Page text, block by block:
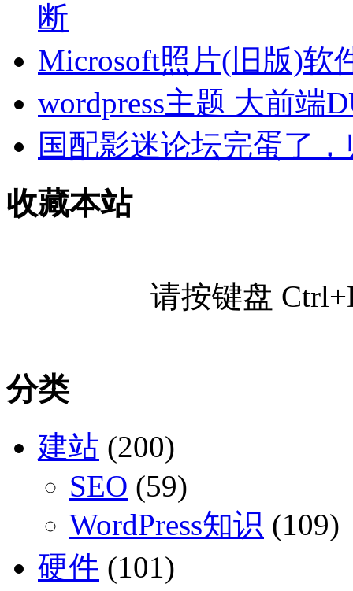
断
Microsoft照片(旧版)软
wordpress主题 大前端
国配影迷论坛完蛋了
收藏本站
请按键盘
分类
建站 (200)
SEO (59)
WordPress知识 (109)
硬件 (101)